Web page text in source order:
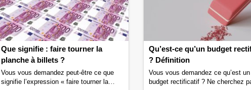
Continuer la lecture de
Quelles
les banques systémiques en France
Que signifie : faire tourner la
planche à billets ?
Vous vous demandez peut-être ce que
signifie l’expression « faire tourner la
Qu’est-ce qu’un budget
? Définition
Vous vous demandez ce qu’est un
budget rectificatif ? Ne cherchez